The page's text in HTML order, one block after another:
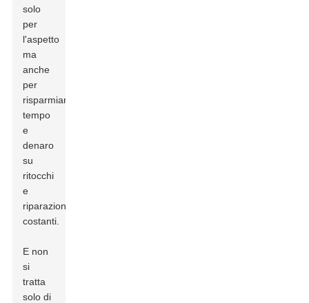
solo
per
l'aspetto
ma
anche
per
risparmiare
tempo
e
denaro
su
ritocchi
e
riparazioni
costanti.
E non
si
tratta
solo di